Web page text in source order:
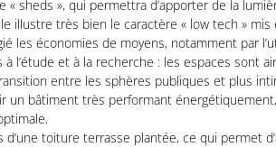
sheds », qui permettra d’apporter de la
illustre très bien le caractère « low tech »
les économies de moyens, notamment par
l’étude et à la recherche : les espaces sont
entre les sphères publiques et plus
un bâtiment très performant
toiture terrasse plantée, ce qui permet